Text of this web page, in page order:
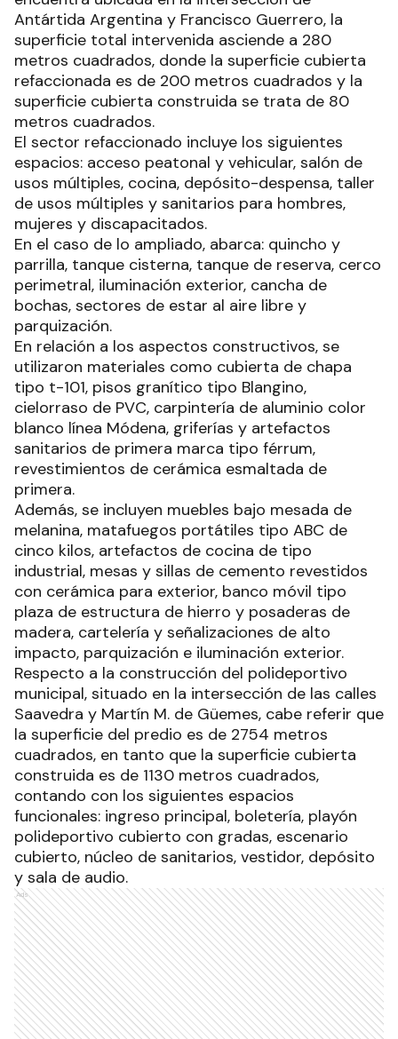
Antártida Argentina y Francisco Guerrero, la
superficie total intervenida asciende a 280
metros cuadrados, donde la superficie cubierta
refaccionada es de 200 metros cuadrados y la
superficie cubierta construida se trata de 80
metros cuadrados.
El sector refaccionado incluye los siguientes
espacios: acceso peatonal y vehicular, salón de
usos múltiples, cocina, depósito-despensa, taller
de usos múltiples y sanitarios para hombres,
mujeres y discapacitados.
En el caso de lo ampliado, abarca: quincho y
parrilla, tanque cisterna, tanque de reserva, cerco
perimetral, iluminación exterior, cancha de
bochas, sectores de estar al aire libre y
parquización.
En relación a los aspectos constructivos, se
utilizaron materiales como cubierta de chapa
tipo t-101, pisos granítico tipo Blangino,
cielorraso de PVC, carpintería de aluminio color
blanco línea Módena, griferías y artefactos
sanitarios de primera marca tipo férrum,
revestimientos de cerámica esmaltada de
primera.
Además, se incluyen muebles bajo mesada de
melanina, matafuegos portátiles tipo ABC de
cinco kilos, artefactos de cocina de tipo
industrial, mesas y sillas de cemento revestidos
con cerámica para exterior, banco móvil tipo
plaza de estructura de hierro y posaderas de
madera, cartelería y señalizaciones de alto
impacto, parquización e iluminación exterior.
Respecto a la construcción del polideportivo
municipal, situado en la intersección de las calles
Saavedra y Martín M. de Güemes, cabe referir que
la superficie del predio es de 2754 metros
cuadrados, en tanto que la superficie cubierta
construida es de 1130 metros cuadrados,
contando con los siguientes espacios
funcionales: ingreso principal, boletería, playón
polideportivo cubierto con gradas, escenario
cubierto, núcleo de sanitarios, vestidor, depósito
y sala de audio.
Ads